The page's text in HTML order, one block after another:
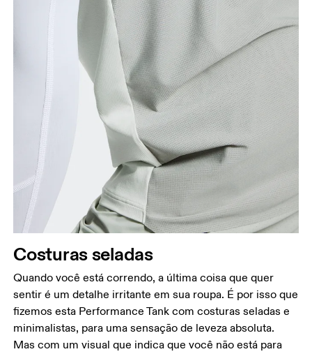
Costuras seladas
Quando você está correndo, a última coisa que quer
sentir é um detalhe irritante em sua roupa. É por isso que
fizemos esta Performance Tank com costuras seladas e
minimalistas, para uma sensação de leveza absoluta.
Mas com um visual que indica que você não está para